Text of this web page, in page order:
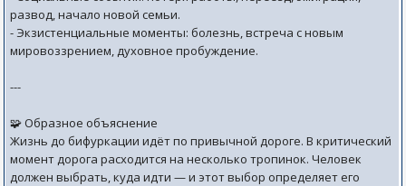
развод, начало новой семьи.
- Экзистенциальные моменты: болезнь, встреча с новым
мировоззрением, духовное пробуждение.
---
🧩 Образное объяснение
Жизнь до бифуркации идёт по привычной дороге. В критический
момент дорога расходится на несколько тропинок. Человек
должен выбрать, куда идти — и этот выбор определяет его